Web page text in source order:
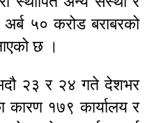
५० करोड बराबरको
छ ।
२३ र २४ गते देशभर
कारण १७९ कार्यालय र